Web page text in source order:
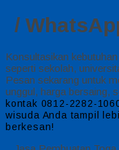
/
Konsultasikan
seperti sekolah,
Pesan sekarang untuk
unggul, harga bersaing,
kontak 0812-2282-
wisuda Anda tampil
berkesan!